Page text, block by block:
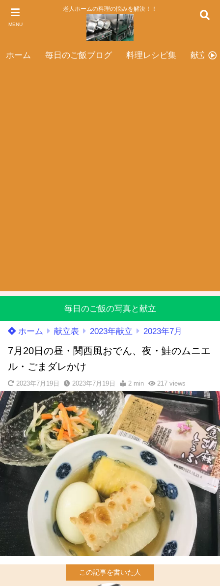
MENU
老人ホームの料理の悩みを解決！！
ホーム 毎日のご飯ブログ 料理レシピ集 献立表
毎日のご飯の写真と献立
ホーム 献立表 2023年献立 2023年7月
7月20日の昼・関西風おでん、夜・鮭のムニエ
ル・ごまダレかけ
2023年7月19日 2023年7月19日 2 min 217views